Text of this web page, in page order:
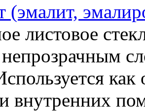
(эмалит,
листовое
внутренних